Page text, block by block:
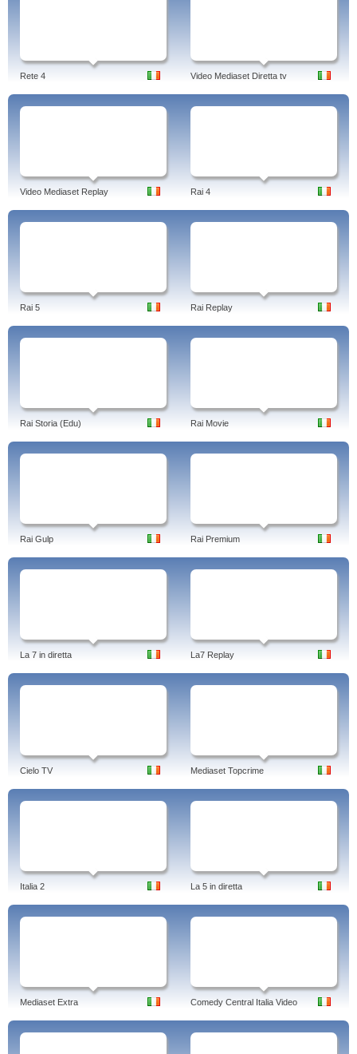
Rete 4 Video Mediaset Diretta tv
Video Mediaset Replay Rai 4
Rai 5 Rai Replay
Rai Storia (Edu) Rai Movie
Rai Gulp Rai Premium
La 7 in diretta La7 Replay
Cielo TV Mediaset Topcrime
Italia 2 La 5 in diretta
Mediaset Extra Comedy Central Italia Video